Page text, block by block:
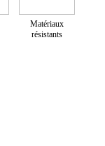
Matériaux
résistants